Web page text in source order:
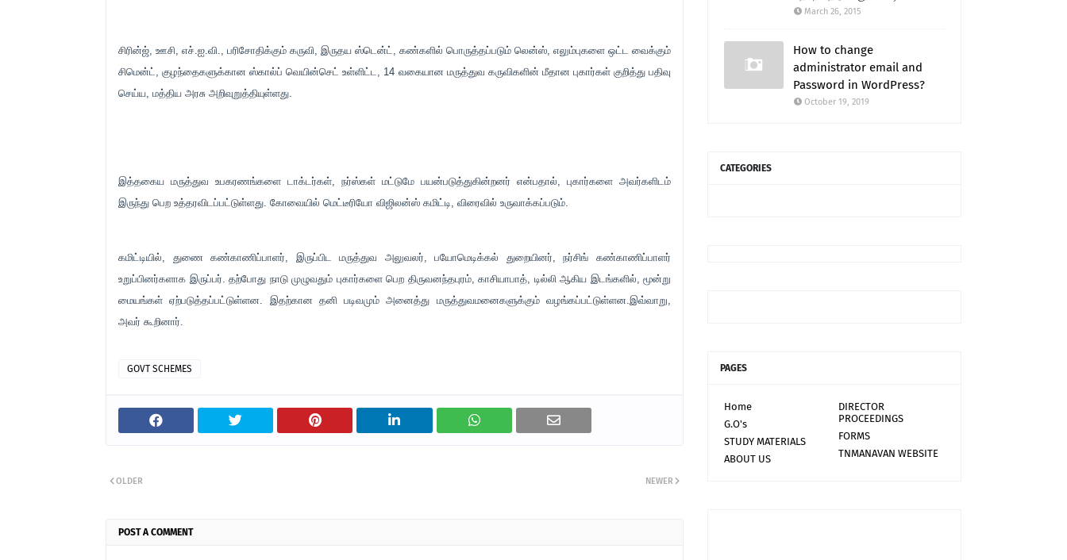
சிரின்ஜ், ஊசி, எச்.ஐ.வி., பரிசோதிக்கும் கருவி, இருதய ஸ்டென்ட், கண்களில் பொருத்தப்படும் லென்ஸ், எலும்புகளை ஒட்ட வைக்கும்
சிமென்ட், குழந்தைகளுக்கான ஸ்கால்ப் வெயின்செட் உள்ளிட்ட, 14 வகையான மருத்துவ கருவிகளின் மீதான புகார்கள் குறித்து பதிவு
செய்ய, மத்திய அரசு அறிவுறுத்தியுள்ளது.
இத்தகைய மருத்துவ உபகரணங்களை டாக்டர்கள், நர்ஸ்கள் மட்டுமே பயன்படுத்துகின்றனர் என்பதால், புகார்களை அவர்களிடம்
இருந்து பெற உத்தரவிடப்பட்டுள்ளது. கோவையில் மெட்டீரியோ விஜிலன்ஸ் கமிட்டி, விரைவில் உருவாக்கப்படும்.
கமிட்டியில், துணை கண்காணிப்பாளர், இருப்பிட மருத்துவ அலுவலர், பயோமெடிக்கல் துறையினர், நர்சிங் கண்காணிப்பாளர்
உறுப்பினர்களாக இருப்பர். தற்போது நாடு முழுவதும் புகார்களை பெற திருவனந்தபுரம், காசியாபாத், டில்லி ஆகிய இடங்களில், மூன்று
மையங்கள் ஏற்படுத்தப்பட்டுள்ளன. இதற்கான தனி படிவமும் அனைத்து மருத்துவமனைகளுக்கும் வழங்கப்பட்டுள்ளன.இவ்வாறு,
அவர் கூறினார்.
GOVT SCHEMES
NEWER
OLDER
POST A COMMENT
March 26, 2015
How to change
administrator email and
Password in WordPress?
October 19, 2019
CATEGORIES
PAGES
Home
DIRECTOR
PROCEEDINGS
G.O's
FORMS
STUDY MATERIALS
TNMANAVAN WEBSITE
ABOUT US